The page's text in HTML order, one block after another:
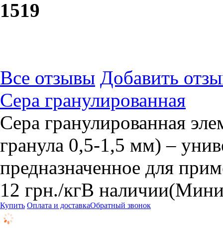
1519
Все отзывы Добавить
Сера гранулированная
Сера гранулированная
гранула 0,5-1,5 мм) –
предназначенное для
12 грн./кгВ наличии
Купить Оплата и доставкаОбратный звонок